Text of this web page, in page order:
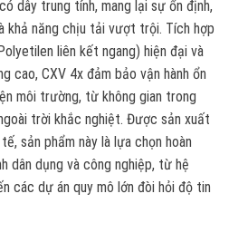
dây trung tính, mang lại sự ổn định,
khả năng chịu tải vượt trội. Tích hợp
liên kết ngang) hiện đại và
cao, CXV 4x đảm bảo vận hành ổn
môi trường, từ không gian trong
trời khắc nghiệt. Được sản xuất
sản phẩm này là lựa chọn hoàn
dân dụng và công nghiệp, từ hệ
các dự án quy mô lớn đòi hỏi độ tin